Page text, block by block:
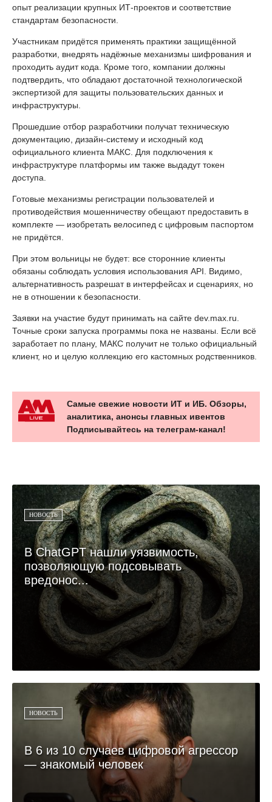
опыт реализации крупных ИТ-проектов и соответствие
стандартам безопасности.
Участникам придётся применять практики защищённой
разработки, внедрять надёжные механизмы шифрования и
проходить аудит кода. Кроме того, компании должны
подтвердить, что обладают достаточной технологической
экспертизой для защиты пользовательских данных и
инфраструктуры.
Прошедшие отбор разработчики получат техническую
документацию, дизайн-систему и исходный код
официального клиента МАКС. Для подключения к
инфраструктуре платформы им также выдадут токен
доступа.
Готовые механизмы регистрации пользователей и
противодействия мошенничеству обещают предоставить в
комплекте — изобретать велосипед с цифровым паспортом
не придётся.
При этом вольницы не будет: все сторонние клиенты
обязаны соблюдать условия использования API. Видимо,
альтернативность разрешат в интерфейсах и сценариях, но
не в отношении к безопасности.
Заявки на участие будут принимать на сайте dev.max.ru.
Точные сроки запуска программы пока не названы. Если всё
заработает по плану, МАКС получит не только официальный
клиент, но и целую коллекцию его кастомных родственников.
Самые свежие новости ИТ и ИБ. Обзоры,
аналитика, анонсы главных ивентов
Подписывайтесь на телеграм-канал!
НОВОСТЬ
В ChatGPT нашли уязвимость,
позволяющую подсовывать
вредонос...
НОВОСТЬ
В 6 из 10 случаев цифровой агрессор
— знакомый человек